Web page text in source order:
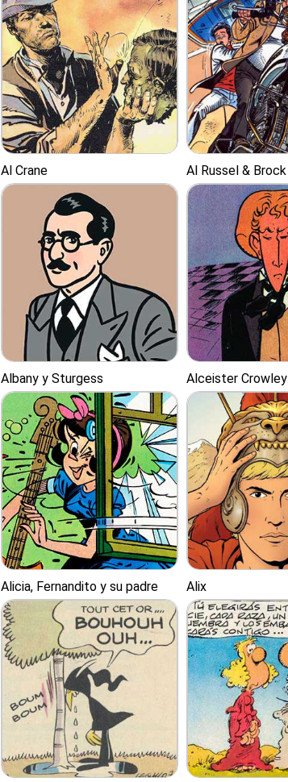
Al Crane Al Russel & Brock
Albany y Sturgess Alceister Crowley
Alicia, Fernandito y su padre Alix